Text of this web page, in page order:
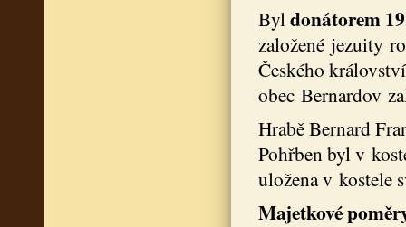
Byl donátorem
založené jezuity
Českého
obec Bernardov
Hrabě Bernard
Pohřben byl v
uložena v kostele
Majetkové